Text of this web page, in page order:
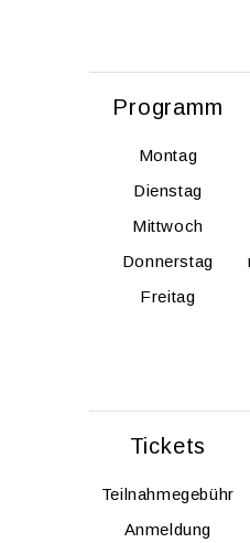
Pro­gramm
Mon­tag
Diens­tag
Mitt­woch
Don­ners­tag
Frei­tag
Ti­ckets
Teil­nah­me­ge­bühr
An­mel­dung